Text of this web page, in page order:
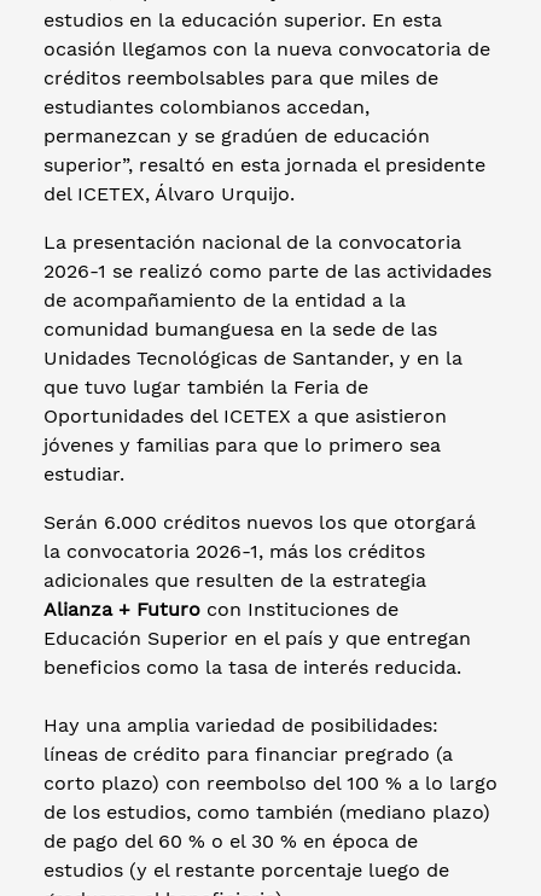
estudios en la educación superior. En esta
ocasión llegamos con la nueva convocatoria de
créditos reembolsables para que miles de
estudiantes colombianos accedan,
permanezcan y se gradúen de educación
superior”, resaltó en esta jornada el presidente
del ICETEX, Álvaro Urquijo.
La presentación nacional de la convocatoria
2026-1 se realizó como parte de las actividades
de acompañamiento de la entidad a la
comunidad bumanguesa en la sede de las
Unidades Tecnológicas de Santander, y en la
que tuvo lugar también la Feria de
Oportunidades del ICETEX a que asistieron
jóvenes y familias para que lo primero sea
estudiar.
Serán 6.000 créditos nuevos los que otorgará
la convocatoria 2026-1, más los créditos
adicionales que resulten de la estrategia
Alianza + Futuro con Instituciones de
Educación Superior en el país y que entregan
beneficios como la tasa de interés reducida.
Hay una amplia variedad de posibilidades:
líneas de crédito para financiar pregrado (a
corto plazo) con reembolso del 100 % a lo largo
de los estudios, como también (mediano plazo)
de pago del 60 % o el 30 % en época de
estudios (y el restante porcentaje luego de